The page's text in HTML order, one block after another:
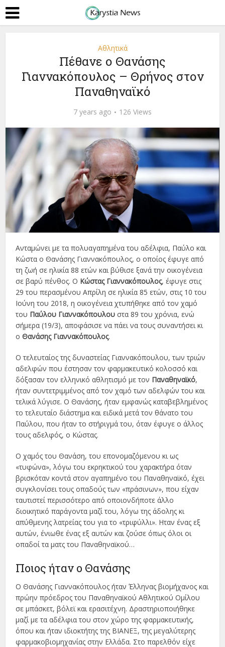
Αθλητικά
Πέθανε ο Θανάσης
Γιαννακόπουλος – Θρήνος στον
Παναθηναϊκό
7 years ago 126 Views
Ανταμώνει με τα πολυαγαπημένα του αδέλφια, Παύλο και
Κώστα ο Θανάσης Γιαννακόπουλος, ο οποίος έφυγε από
τη ζωή σε ηλικία 88 ετών και βύθισε ξανά την οικογένεια
σε βαρύ πένθος. Ο Κώστας Γιαννακόπουλος, έφυγε στις
29 του περασμένου Απρίλη σε ηλικία 85 ετών, στις 10 του
Ιούνη του 2018, η οικογένεια χτυπήθηκε από τον χαμό
του Παύλου Γιαννακόπουλουστα 89 του χρόνια, ενώ
σήμερα (19/3), αποφάσισε να πάει να τους συναντήσει κι
οΘανάσης Γιαννακόπουλος.
Ο τελευταίος της δυναστείας Γιαννακόπουλου, των τριών
αδελφών που έστησαν τον φαρμακευτικό κολοσσό και
δόξασαν τον ελληνικό αθλητισμό με τον Παναθηναϊκό,
ήταν συντετριμμένος από τον χαμό των αδελφών του και
τελικά λύγισε. Ο Θανάσης, ήταν εμφανώς καταβεβλημένος
το τελευταίο διάστημα και ειδικά μετά τον θάνατο του
Παύλου, που ήταν το στήριγμά του, όταν έφυγε ο άλλος
τους αδελφός, ο Κώστας.
Ο χαμός του Θανάση, του επονομαζόμενου κι ως
«τυφώνα», λόγω του εκρηκτικού του χαρακτήρα όταν
βρισκόταν κοντά στον αγαπημένο του Παναθηναϊκό, έχει
συγκλονίσει τους οπαδούς των «πράσινων», που είχαν
ταυτιστεί περισσότερο από οποιονδήποτε άλλο
διοικητικό παράγοντα μαζί του, λόγω της άδολης κι
απύθμενης λατρείας του για το «τριφύλλι». Ηταν ένας εξ
αυτών, ένιωθε ένας εξ αυτών και ζούσε όπως όλοι οι
οπαδοί τα ματς του Παναθηναϊκού…
Ποιος ήταν ο Θανάσης
Ο Θανάσης Γιαννακόπουλος ήταν Έλληνας βιομήχανος και
πρώην πρόεδρος του Παναθηναϊκού Αθλητικού Ομίλου
σε μπάσκετ, βόλεϊ και ερασιτέχνη. Δραστηριοποιήθηκε
μαζί με τα αδέλφια του στον χώρο της φαρμακευτικής,
όπου και ήταν ιδιοκτήτης της ΒΙΑΝΕΞ, της μεγαλύτερης
φαρμακοβιομηχανίας στην Ελλάδα. Στο παρελθόν είχε